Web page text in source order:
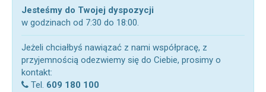
Jesteśmy do Twojej dyspozycji
w godzinach od 7:30 do 18:00.
Jeżeli chciałbyś nawiązać z nami współpracę, z
przyjemnością odezwiemy się do Ciebie, prosimy o
kontakt:
Tel. 609 180 100